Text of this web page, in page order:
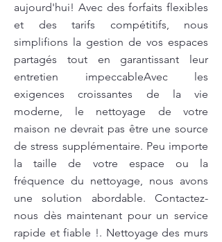
aujourd'hui! Avec des forfaits flexibles
et des tarifs compétitifs, nous
simplifions la gestion de vos espaces
partagés tout en garantissant leur
entretien impeccableAvec les
exigences croissantes de la vie
moderne, le nettoyage de votre
maison ne devrait pas être une source
de stress supplémentaire. Peu importe
la taille de votre espace ou la
fréquence du nettoyage, nous avons
une solution abordable. Contactez-
nous dès maintenant pour un service
rapide et fiable !. Nettoyage des murs